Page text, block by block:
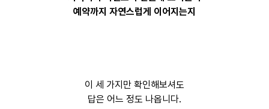
예약까지 자연스럽게 이어지는지
이 세 가지만 확인해보셔도
답은 어느 정도 나옵니다.